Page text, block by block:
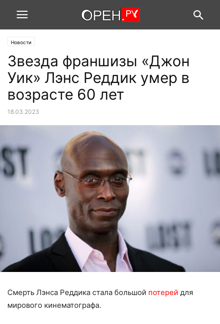
Новости
Звезда франшизы «Джон
Уик» Лэнс Реддик умер в
возрасте 60 лет
18.03.2023
Смерть Лэнса Реддика стала большой потерей для
мирового кинематографа.